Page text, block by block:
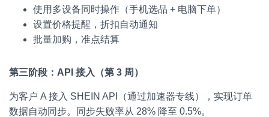
使用多设备同时操作（手机选品 + 电脑下单）
设置价格提醒，折扣自动通知
批量加购，准点结算
第三阶段：API 接入（第 3 周）
为客户 A 接入 SHEIN API（通过加速器专线），实现订单
数据自动同步。同步失败率从 28% 降至 0.5%。